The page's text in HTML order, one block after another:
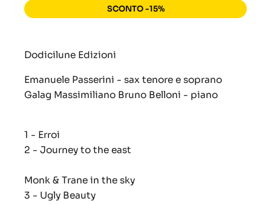
SCONTO -15%
Dodicilune Edizioni
Emanuele Passerini - sax tenore e soprano
Galag Massimiliano Bruno Belloni - piano
1 - Erroi
2 - Journey to the east
Monk & Trane in the sky
3 - Ugly Beauty